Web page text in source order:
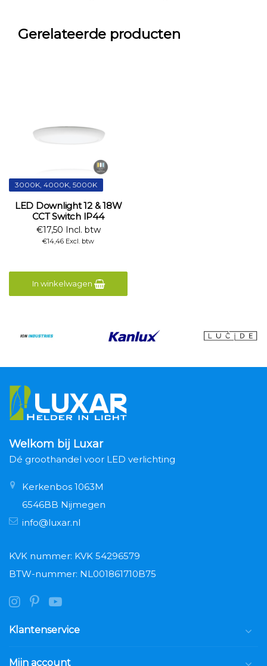
Gerelateerde producten
3000K, 4000K, 5000K
LED Downlight 12 & 18W
CCT Switch IP44
€17,50 Incl. btw
€14,46 Excl. btw
In winkelwagen
Welkom bij Luxar
Dé groothandel voor LED verlichting
Kerkenbos 1063M
6546BB Nijmegen
info@luxar.nl
KVK nummer: KVK 54296579
BTW-nummer: NL001861710B75
Klantenservice
Mijn account